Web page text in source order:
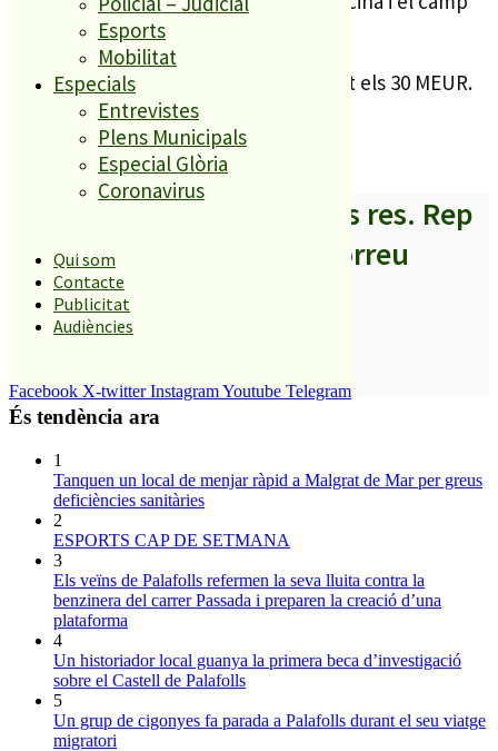
Esports
Mobilitat
Especials
Entrevistes
Plens Municipals
Especial Glòria
Coronavirus
Qui som
Contacte
Publicitat
Audiències
Facebook X-twitter InstagramYoutube Telegram
de futbol.
Fins al moment, el projecte ha superat els 30 MEUR.
Diari Girona
A partir d’ara no et perdis res. Rep
els titulars al teu correu
SUBSCRIURE’M
És tendència ara
1
Tanquen un local de menjar ràpid a Malgrat de Mar per greus
deficiències sanitàries
2
ESPORTS CAP DE SETMANA
3
Els veïns de Palafolls refermen la seva lluita contra la
benzinera del carrer Passada i preparen la creació d’una
plataforma
4
Un historiador local guanya la primera beca d’investigació
sobre el Castell de Palafolls
5
Un grup de cigonyes fa parada a Palafolls durant el seu viatge
migratori